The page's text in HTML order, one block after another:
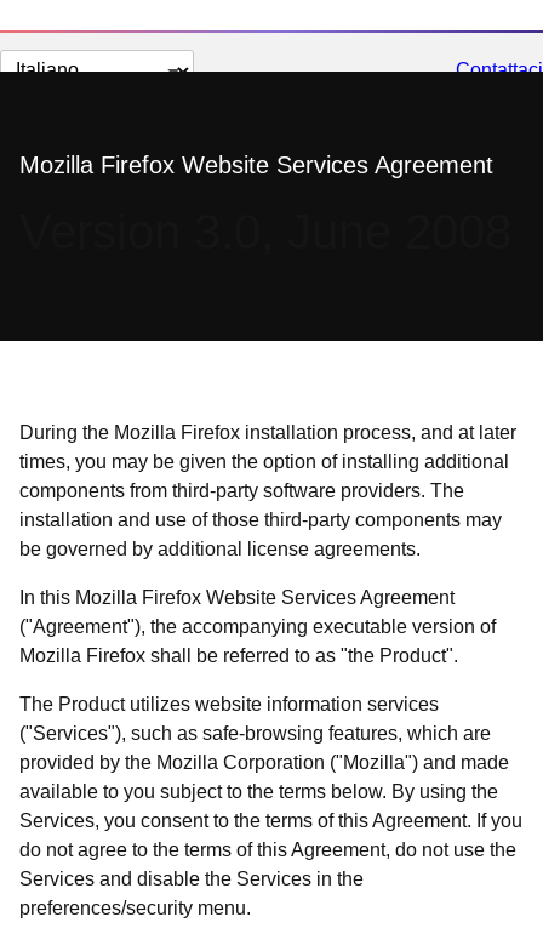
Cambia
Contattaci
Mozilla Firefox Website Services Agreement
During the Mozilla Firefox installation process, and at later
times, you may be given the option of installing additional
components from third-party software providers. The
installation and use of those third-party components may
be governed by additional license agreements.
In this Mozilla Firefox Website Services Agreement
("Agreement"), the accompanying executable version of
Mozilla Firefox shall be referred to as "the Product".
The Product utilizes website information services
("Services"), such as safe-browsing features, which are
provided by the Mozilla Corporation ("Mozilla") and made
available to you subject to the terms below. By using the
Services, you consent to the terms of this Agreement. If you
do not agree to the terms of this Agreement, do not use the
Services and disable the Services in the
preferences/security menu.